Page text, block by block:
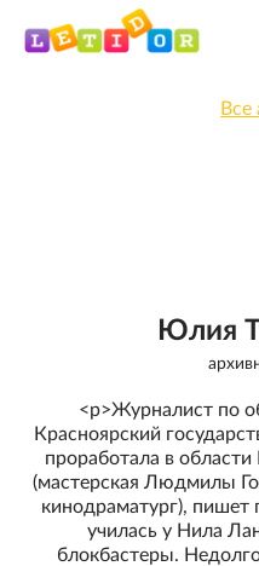
Юлия
<p>Журналист по
Красноярский
проработала в
(мастерская Людмилы
кинодраматург),
училась у Нила
блокбастеры.
Все